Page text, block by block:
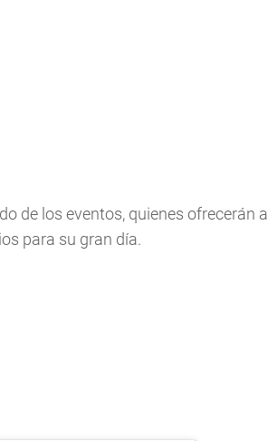
de los eventos, quienes ofrecerán a
para su gran día.